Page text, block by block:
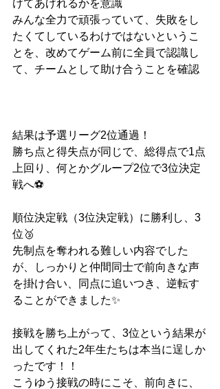
けてあげれるかを意識
みんな全力で頑張っていて、失敗をし
たくてしているわけではないというこ
とを、改めてゲーム前に全員で認識し
て、チームとして助け合うことを確認
結果は予選リーグ2位通過！
勝ち点と得失点が同じで、総得点で1点
上回り、何とかグループ2位で3位決定
戦へ⚽️
順位決定戦（3位決定戦）に勝利し、3
位🥉
先制点を奪われる難しい内容でした
が、しっかりと仲間同士で前向きな声
を掛け合い、同点に追いつき、逆転す
ることができました✨
接戦を勝ち上がって、3位という結果が
出してくれた2年生たちは本当に逞しか
ったです！！
こうゆう接戦の時にこそ、前向きに、